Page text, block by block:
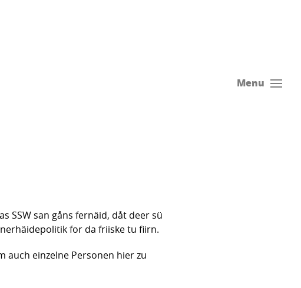
Menu
SSW san gåns fernäid, dåt deer sü
for da friiske tu fiirn.
auch einzelne Personen hier zu